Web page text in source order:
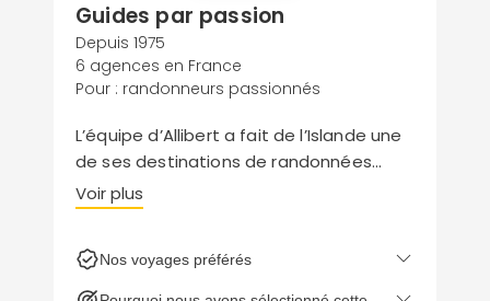
Guides par passion
Depuis 1975
6 agences en France
Pour : randonneurs passionnés
L’équipe d’Allibert a fait de l’Islande une
de ses destinations de randonnées
d’excellence. Circuits en liberté,
accompagnés ou en famille de niveau 1
l’extrême… avec passion.
Voir plus
Nos voyages préférés